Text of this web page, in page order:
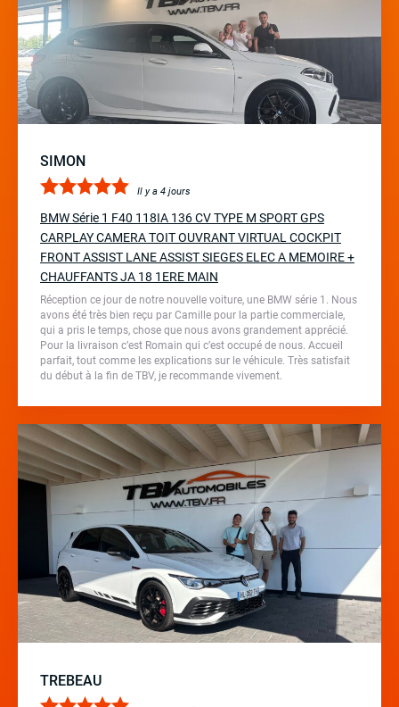
SIMON
Il y a 4 jours
BMW Série 1 F40 118IA 136 CV TYPE M SPORT GPS
CARPLAY CAMERA TOIT OUVRANT VIRTUAL COCKPIT
FRONT ASSIST LANE ASSIST SIEGES ELEC A MEMOIRE +
CHAUFFANTS JA 18 1ERE MAIN
Réception ce jour de notre nouvelle voiture, une BMW série 1. Nous
avons été très bien reçu par Camille pour la partie commerciale,
qui a pris le temps, chose que nous avons grandement apprécié.
Pour la livraison c’est Romain qui c’est occupé de nous. Accueil
parfait, tout comme les explications sur le véhicule. Très satisfait
du début à la fin de TBV, je recommande vivement.
TREBEAU